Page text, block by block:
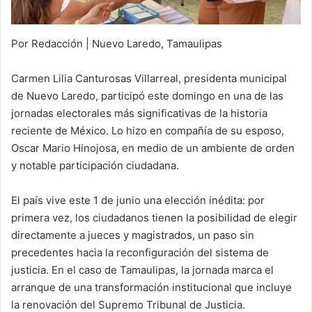
Por Redacción | Nuevo Laredo, Tamaulipas
Carmen Lilia Canturosas Villarreal, presidenta municipal
de Nuevo Laredo, participó este domingo en una de las
jornadas electorales más significativas de la historia
reciente de México. Lo hizo en compañía de su esposo,
Oscar Mario Hinojosa, en medio de un ambiente de orden
y notable participación ciudadana.
El país vive este 1 de junio una elección inédita: por
primera vez, los ciudadanos tienen la posibilidad de elegir
directamente a jueces y magistrados, un paso sin
precedentes hacia la reconfiguración del sistema de
justicia. En el caso de Tamaulipas, la jornada marca el
arranque de una transformación institucional que incluye
la renovación del Supremo Tribunal de Justicia.